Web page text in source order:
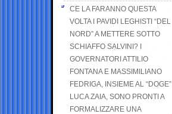
CE LA FARANNO QUESTA
VOLTA I PAVIDI LEGHISTI “DEL
NORD” A METTERE SOTTO
SCHIAFFO SALVINI? I
GOVERNATORI ATTILIO
FONTANA E MASSIMILIANO
FEDRIGA, INSIEME AL “DOGE”
LUCA ZAIA, SONO PRONTI A
FORMALIZZARE UNA